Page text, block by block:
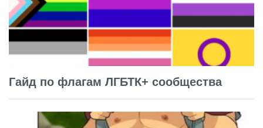
Гайд по флагам ЛГБТК+ сообщества